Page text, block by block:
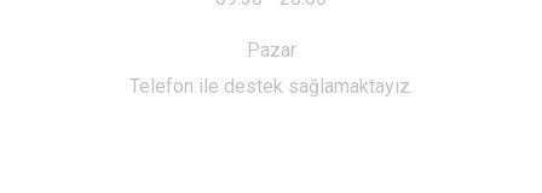
Pazar
Telefon ile destek sağlamaktayız.